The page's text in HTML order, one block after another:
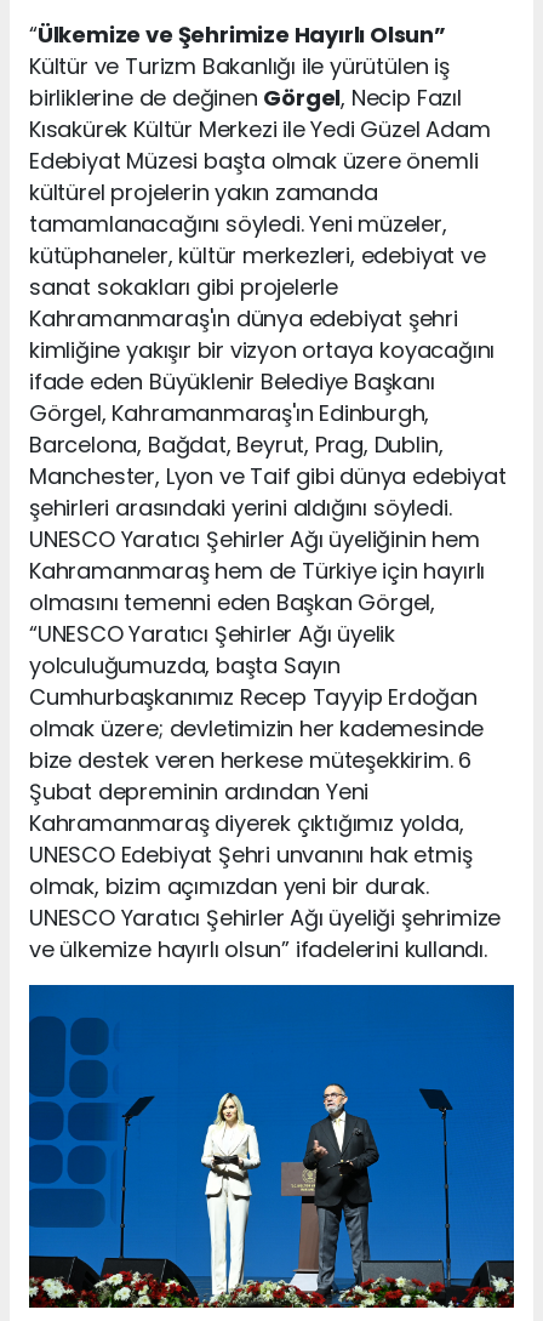
“Ülkemize ve Şehrimize Hayırlı Olsun”
Kültür ve Turizm Bakanlığı ile yürütülen iş
birliklerine de değinen Görgel, Necip Fazıl
Kısakürek Kültür Merkezi ile Yedi Güzel Adam
Edebiyat Müzesi başta olmak üzere önemli
kültürel projelerin yakın zamanda
tamamlanacağını söyledi. Yeni müzeler,
kütüphaneler, kültür merkezleri, edebiyat ve
sanat sokakları gibi projelerle
Kahramanmaraş'ın dünya edebiyat şehri
kimliğine yakışır bir vizyon ortaya koyacağını
ifade eden Büyüklenir Belediye Başkanı
Görgel, Kahramanmaraş'ın Edinburgh,
Barcelona, Bağdat, Beyrut, Prag, Dublin,
Manchester, Lyon ve Taif gibi dünya edebiyat
şehirleri arasındaki yerini aldığını söyledi.
UNESCO Yaratıcı Şehirler Ağı üyeliğinin hem
Kahramanmaraş hem de Türkiye için hayırlı
olmasını temenni eden Başkan Görgel,
“UNESCO Yaratıcı Şehirler Ağı üyelik
yolculuğumuzda, başta Sayın
Cumhurbaşkanımız Recep Tayyip Erdoğan
olmak üzere; devletimizin her kademesinde
bize destek veren herkese müteşekkirim. 6
Şubat depreminin ardından Yeni
Kahramanmaraş diyerek çıktığımız yolda,
UNESCO Edebiyat Şehri unvanını hak etmiş
olmak, bizim açımızdan yeni bir durak.
UNESCO Yaratıcı Şehirler Ağı üyeliği şehrimize
ve ülkemize hayırlı olsun” ifadelerini kullandı.